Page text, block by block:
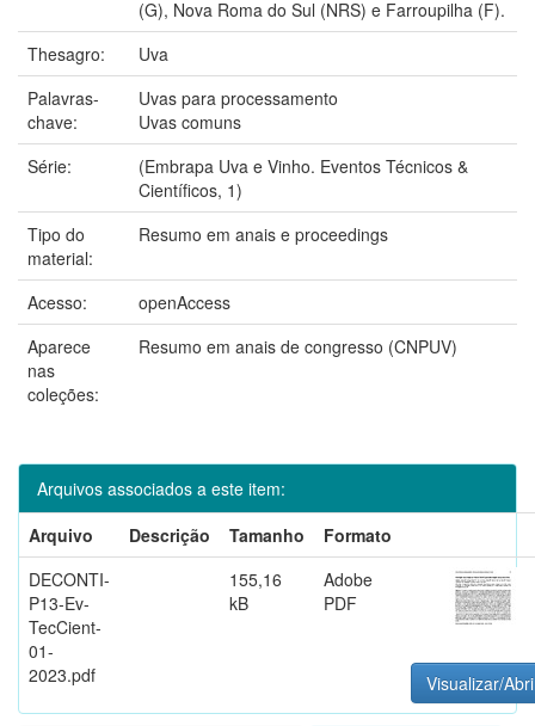
(G), Nova Roma do Sul (NRS) e Farroupilha (F).
Thesagro:
Uva
Palavras-
chave:
Uvas para processamento
Uvas comuns
Série:
(Embrapa Uva e Vinho. Eventos Técnicos &
Científicos, 1)
Tipo do
material:
Resumo em anais e proceedings
Acesso:
openAccess
Aparece
nas
coleções:
Resumo em anais de congresso (CNPUV)
Arquivos associados a este item:
Arquivo
Descrição Tamanho
Formato
DECONTI-
P13-Ev-
TecCient-
01-
2023.pdf
155,16
kB
Adobe
PDF
Visualizar/